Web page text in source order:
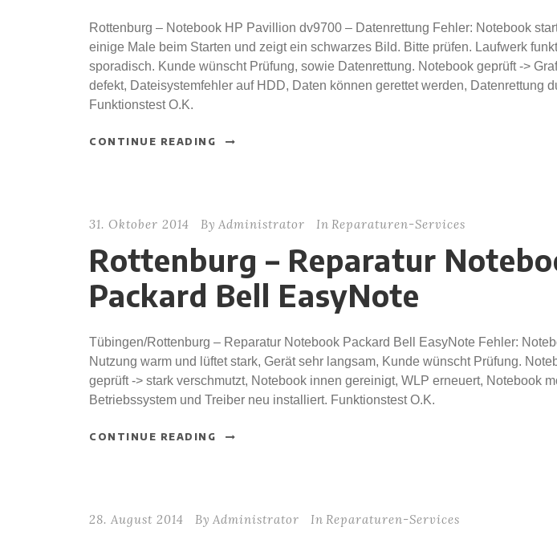
Rottenburg – Notebook HP Pavillion dv9700 – Datenrettung Fehler: Notebook
einige Male beim Starten und zeigt ein schwarzes Bild. Bitte prüfen. Laufwerk
sporadisch. Kunde wünscht Prüfung, sowie Datenrettung. Notebook geprüft ->
defekt, Dateisystemfehler auf HDD, Daten können gerettet werden, Datenrettung
Funktionstest O.K.
CONTINUE READING
31. Oktober 2014 By Administrator In Reparaturen-Services
Rottenburg – Reparatur
Packard Bell EasyNote
Tübingen/Rottenburg – Reparatur Notebook Packard Bell EasyNote Fehler:
Nutzung warm und lüftet stark, Gerät sehr langsam, Kunde wünscht Prüfung.
geprüft -> stark verschmutzt, Notebook innen gereinigt, WLP erneuert, Notebook
Betriebssystem und Treiber neu installiert. Funktionstest O.K.
CONTINUE READING
28. August 2014 By Administrator In Reparaturen-Services